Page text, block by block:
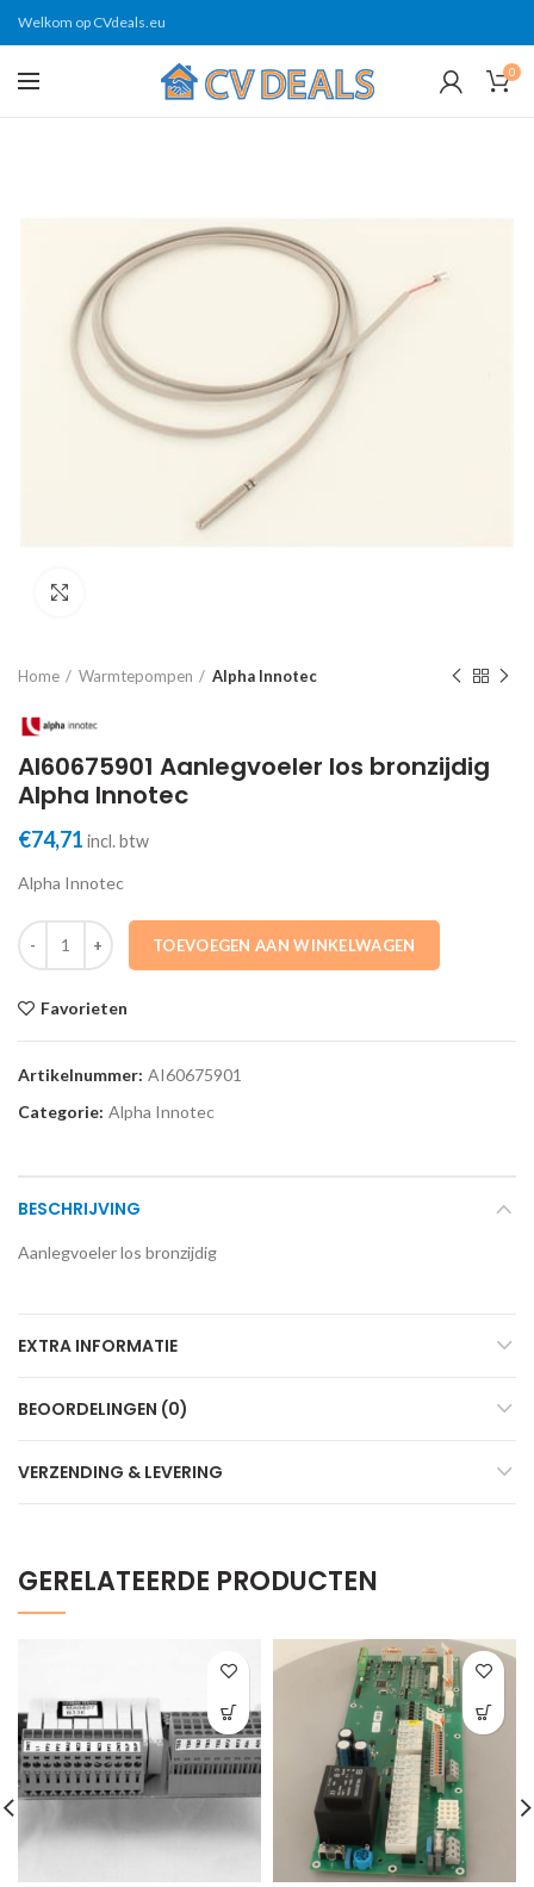
Welkom op CVdeals.eu
0
Home Warmtepompen Alpha Innotec
AI60675901 Aanlegvoeler los bronzijdig
Alpha Innotec
€74,71 incl. btw
Alpha Innotec
AI60675901 Aanlegvoeler los bronzijdig Alpha Innotec aantal
TOEVOEGEN AAN WINKELWAGEN
Favorieten
Artikelnummer: AI60675901
Categorie: Alpha Innotec
BESCHRIJVING
Aanlegvoeler los bronzijdig
EXTRA INFORMATIE
BEOORDELINGEN (0)
VERZENDING & LEVERING
GERELATEERDE PRODUCTEN